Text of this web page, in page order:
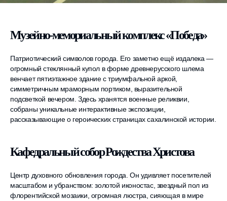
Музейно-мемориальный комплекс «Победа»
Патриотический символов города. Его заметно ещё издалека —
огромный стеклянный купол в форме древнерусского шлема
венчает пятиэтажное здание с триумфальной аркой,
симметричным мраморным портиком, выразительной
подсветкой вечером. Здесь хранятся военные реликвии,
собраны уникальные интерактивные экспозиции,
рассказывающие о героических страницах сахалинской истории.
Кафедральный собор Рождества Христова
Центр духовного обновления города. Он удивляет посетителей
масштабом и убранством: золотой иконостас, звездный пол из
флорентийской мозаики, огромная люстра, сияющая в мире